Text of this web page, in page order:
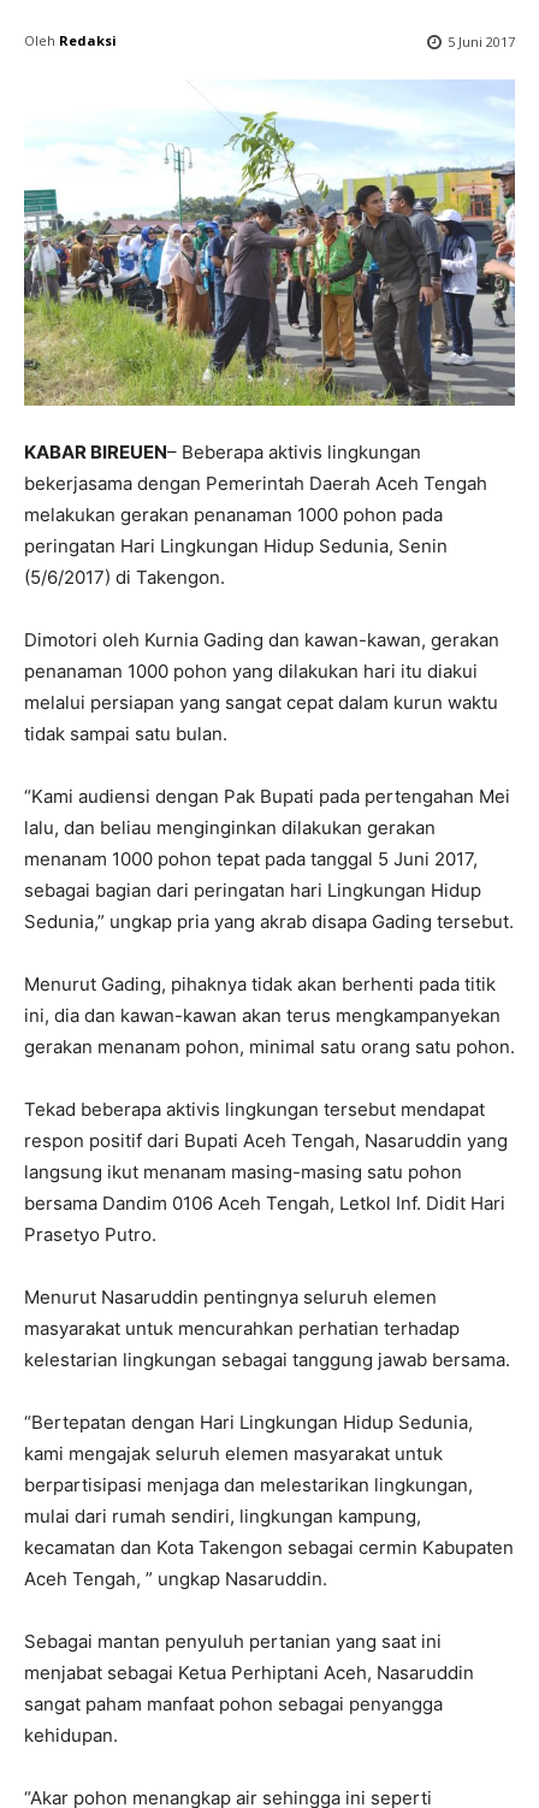
Oleh Redaksi 5 Juni 2017
KABAR BIREUEN– Beberapa aktivis lingkungan
bekerjasama dengan Pemerintah Daerah Aceh Tengah
melakukan gerakan penanaman 1000 pohon pada
peringatan Hari Lingkungan Hidup Sedunia, Senin
(5/6/2017) di Takengon.
Dimotori oleh Kurnia Gading dan kawan-kawan, gerakan
penanaman 1000 pohon yang dilakukan hari itu diakui
melalui persiapan yang sangat cepat dalam kurun waktu
tidak sampai satu bulan.
“Kami audiensi dengan Pak Bupati pada pertengahan Mei
lalu, dan beliau menginginkan dilakukan gerakan
menanam 1000 pohon tepat pada tanggal 5 Juni 2017,
sebagai bagian dari peringatan hari Lingkungan Hidup
Sedunia,” ungkap pria yang akrab disapa Gading tersebut.
Menurut Gading, pihaknya tidak akan berhenti pada titik
ini, dia dan kawan-kawan akan terus mengkampanyekan
gerakan menanam pohon, minimal satu orang satu pohon.
Tekad beberapa aktivis lingkungan tersebut mendapat
respon positif dari Bupati Aceh Tengah, Nasaruddin yang
langsung ikut menanam masing-masing satu pohon
bersama Dandim 0106 Aceh Tengah, Letkol Inf. Didit Hari
Prasetyo Putro.
Menurut Nasaruddin pentingnya seluruh elemen
masyarakat untuk mencurahkan perhatian terhadap
kelestarian lingkungan sebagai tanggung jawab bersama.
“Bertepatan dengan Hari Lingkungan Hidup Sedunia,
kami mengajak seluruh elemen masyarakat untuk
berpartisipasi menjaga dan melestarikan lingkungan,
mulai dari rumah sendiri, lingkungan kampung,
kecamatan dan Kota Takengon sebagai cermin Kabupaten
Aceh Tengah, ” ungkap Nasaruddin.
Sebagai mantan penyuluh pertanian yang saat ini
menjabat sebagai Ketua Perhiptani Aceh, Nasaruddin
sangat paham manfaat pohon sebagai penyangga
kehidupan.
“Akar pohon menangkap air sehingga ini seperti